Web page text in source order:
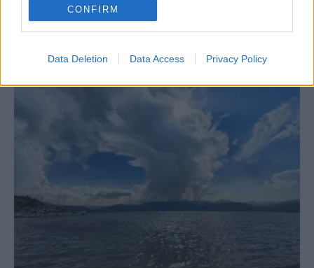
CONFIRM
Data Deletion Data Access Privacy Policy
μεγάλη αλλαγή και στην Ελλάδα